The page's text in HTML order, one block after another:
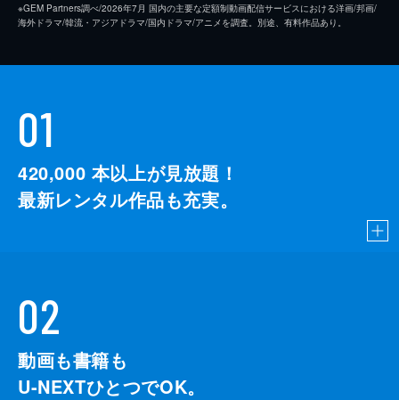
※GEM Partners調べ/2026年7⽉ 国内の主要な定額制動画配信サービスにおける洋画/邦画/
海外ドラマ/韓流・アジアドラマ/国内ドラマ/アニメを調査。別途、有料作品あり。
01
420,000 本以上が見放題！
最新レンタル作品も充実。
02
動画も書籍も
U-NEXTひとつでOK。